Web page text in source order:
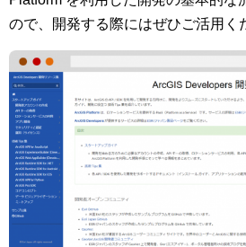
ので、開発する際にはぜひご活用く